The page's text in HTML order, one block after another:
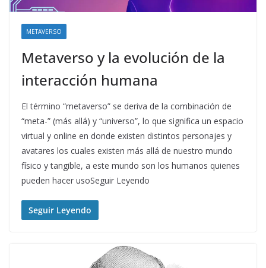
METAVERSO
Metaverso y la evolución de la
interacción humana
El término “metaverso” se deriva de la combinación de
“meta-” (más allá) y “universo”, lo que significa un espacio
virtual y online en donde existen distintos personajes y
avatares los cuales existen más allá de nuestro mundo
físico y tangible, a este mundo son los humanos quienes
pueden hacer usoSeguir Leyendo
Seguir Leyendo